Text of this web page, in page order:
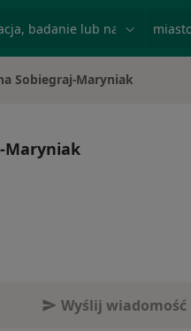
Sobiegraj-Maryniak
Maryniak
Wyślij wiadomość